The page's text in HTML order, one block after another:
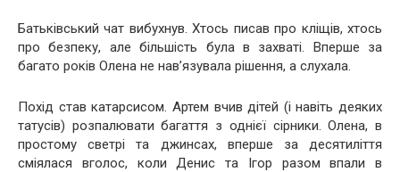
Батьківський чат вибухнув. Хтось писав про кліщів, хтось
про безпеку, але більшість була в захваті. Вперше за
багато років Олена не нав’язувала рішення, а слухала.
Похід став катарсисом. Артем вчив дітей (і навіть деяких
татусів) розпалювати багаття з однієї сірники. Олена, в
простому светрі та джинсах, вперше за десятиліття
сміялася вголос, коли Денис та Ігор разом впали в